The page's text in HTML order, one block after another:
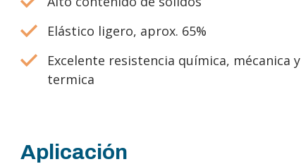
Elástico ligero, aprox. 65%
Excelente resistencia química, mécanica y
termica
Aplicación